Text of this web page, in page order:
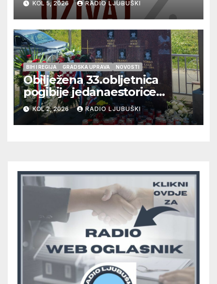
glazbu
KOL 5, 2026 RADIO LJUBUŠKI
BIH I REGIJA GRADSKA UPRAVA NOVOSTI
Obilježena 33.obljetnica
pogibije jedanaestorice
ljubuških branitelja
KOL 2, 2026 RADIO LJUBUŠKI